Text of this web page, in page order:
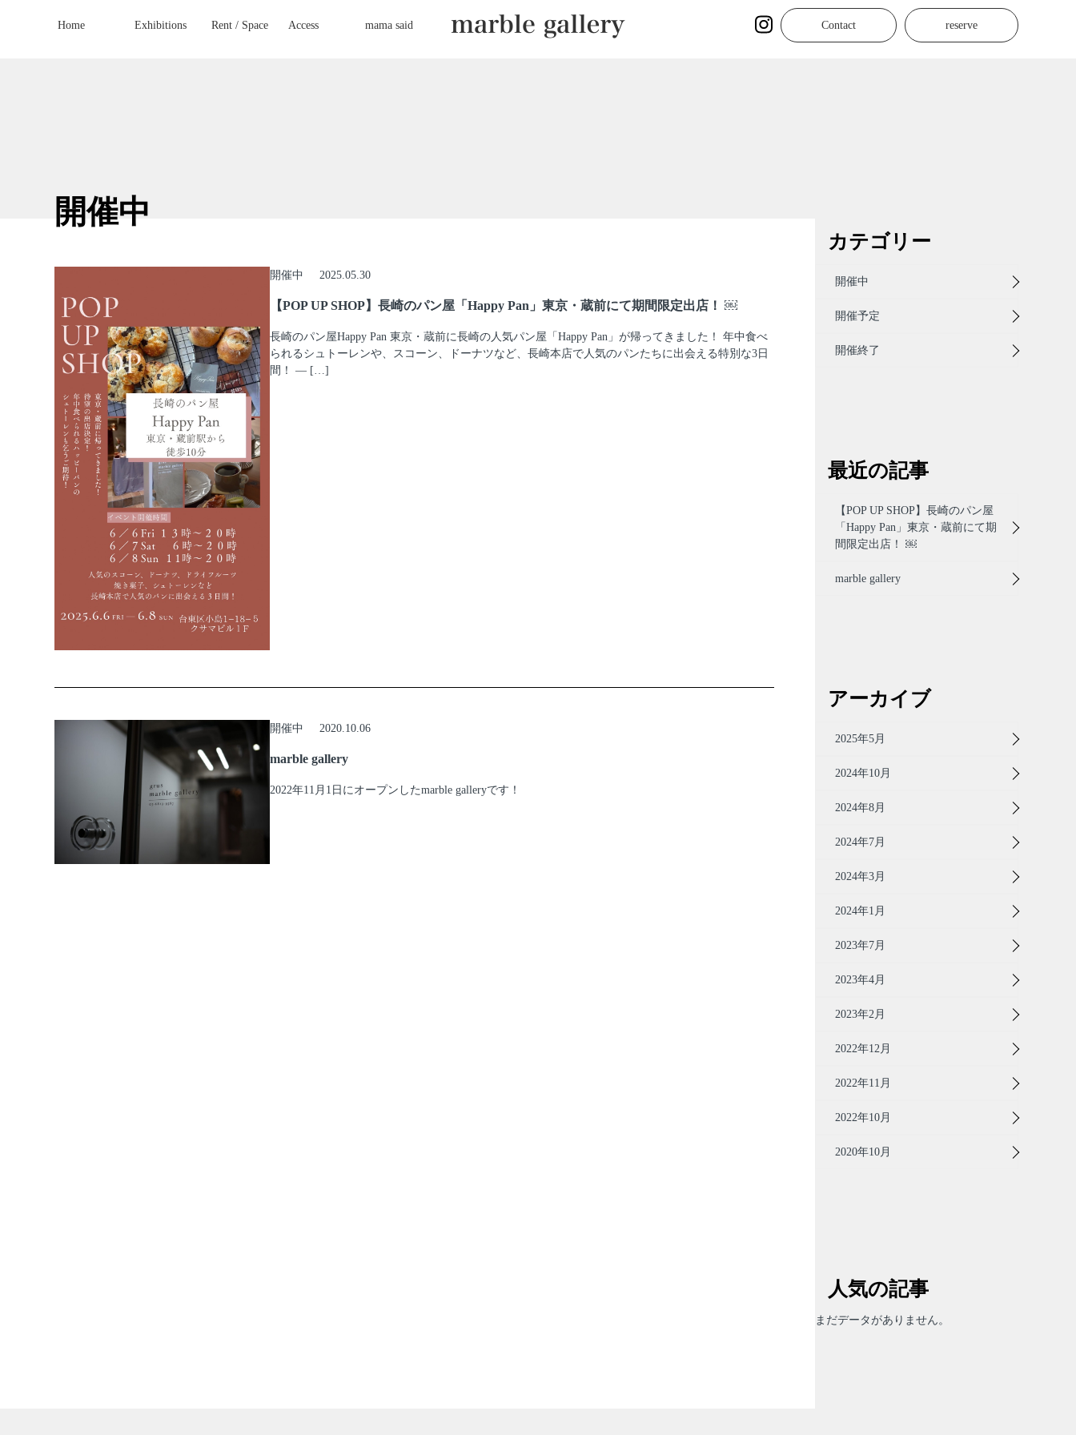
Home Exhibitions Rent / Space Access mama said Contact reserve
開催中
開催中 2025.05.30
【POP UP SHOP】長崎のパン屋「Happy Pan」東京・蔵前にて期間限定出店！ ￼
長崎のパン屋Happy Pan 東京・蔵前に長崎の人気パン屋「Happy Pan」が帰ってきました！ 年中食べ
られるシュトーレンや、スコーン、ドーナツなど、長崎本店で人気のパンたちに出会える特別な3日
間！ — […]
開催中 2020.10.06
marble gallery
2022年11月1日にオープンしたmarble galleryです！
カテゴリー
開催中
開催予定
開催終了
最近の記事
【POP UP SHOP】長崎のパン屋
「Happy Pan」東京・蔵前にて期
間限定出店！ ￼
marble gallery
アーカイブ
2025年5月
2024年10月
2024年8月
2024年7月
2024年3月
2024年1月
2023年7月
2023年4月
2023年2月
2022年12月
2022年11月
2022年10月
2020年10月
人気の記事
まだデータがありません。